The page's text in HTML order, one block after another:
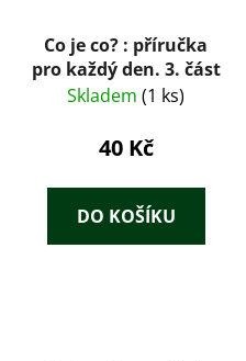
Co je co? : příručka
pro každý den. 3. část
Skladem (1 ks)
40 Kč
DO KOŠÍKU